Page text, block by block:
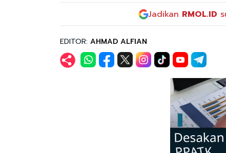
Jadikan RMOL.ID
EDITOR: AHMAD ALFIAN